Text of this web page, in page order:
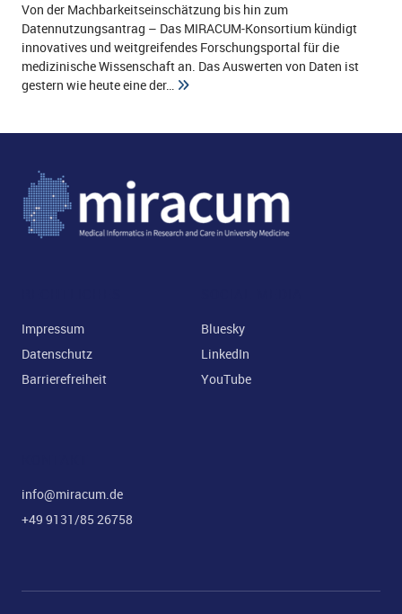
Von der Machbarkeitseinschätzung bis hin zum
Datennutzungsantrag – Das MIRACUM-Konsortium kündigt
innovatives und weitgreifendes Forschungsportal für die
medizinische Wissenschaft an. Das Auswerten von Daten ist
gestern wie heute eine der…
Impressum
Datenschutz
Barrierefreiheit
Bluesky
LinkedIn
YouTube
info@miracum.de
+49 9131/85 26758